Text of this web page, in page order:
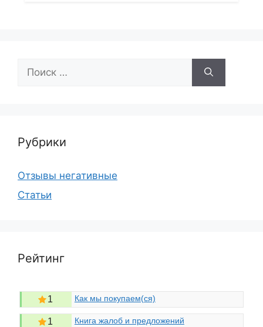
Рубрики
Отзывы негативные
Статьи
Рейтинг
1 Как мы покупаем(ся)
1 Книга жалоб и предложений